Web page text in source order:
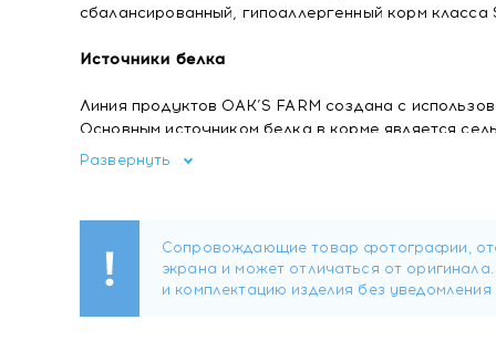
сбалансированный, гипоаллергенный корм
Источники белка
Линия продуктов OAK’S FARM создана с
Основным источником белка в корме является
кислот, является источником витамина D.
Богат витаминами
Содержит витамины A, D3, E, которые
придавая им здоровый и натуральный блеск.
Развернуть